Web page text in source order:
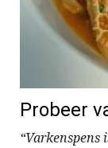
Probeer
“Varkenspens